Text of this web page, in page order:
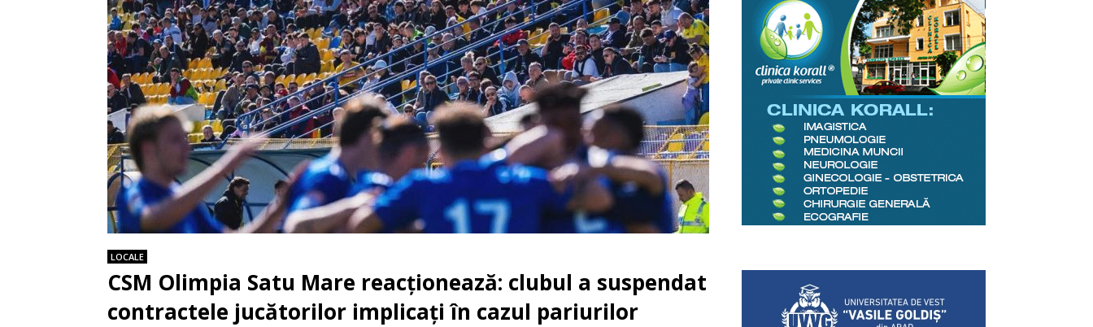
LOCALE
CSM Olimpia Satu Mare reacționează: clubul a suspendat
contractele jucătorilor implicați în cazul pariurilor